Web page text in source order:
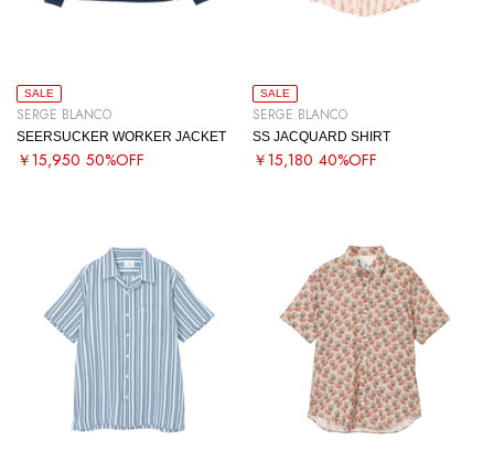
SALE
SERGE BLANCO
SEERSUCKER WORKER JACKET
￥15,950 50%OFF
SALE
SERGE BLANCO
SS JACQUARD SHIRT
￥15,180 40%OFF